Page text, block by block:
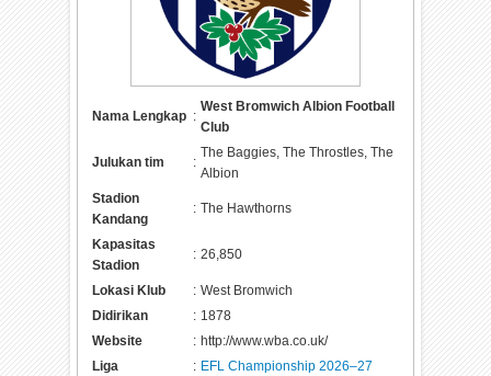
Nama Lengkap :
West Bromwich Albion Football
Club
Julukan tim :
The Baggies, The Throstles, The
Albion
Stadion
Kandang
: The Hawthorns
Kapasitas
Stadion
: 26,850
Lokasi Klub : West Bromwich
Didirikan
: 1878
Website
: http://www.wba.co.uk/
Liga
: EFL Championship 2026–27